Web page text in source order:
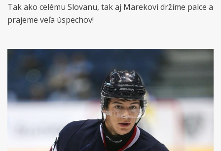
Tak ako celému Slovanu, tak aj Marekovi držíme palce a
prajeme veľa úspechov!